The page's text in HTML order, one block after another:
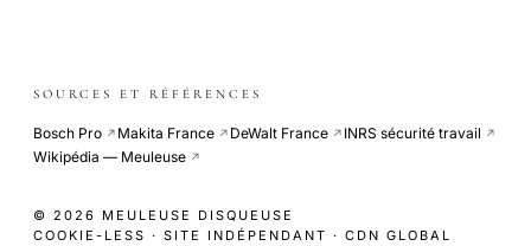
SOURCES ET RÉFÉRENCES
Bosch Pro ↗ Makita France ↗ DeWalt France ↗ INRS sécurité travail ↗
Wikipédia — Meuleuse ↗
© 2026 MEULEUSE DISQUEUSE
COOKIE-LESS · SITE INDÉPENDANT · CDN GLOBAL